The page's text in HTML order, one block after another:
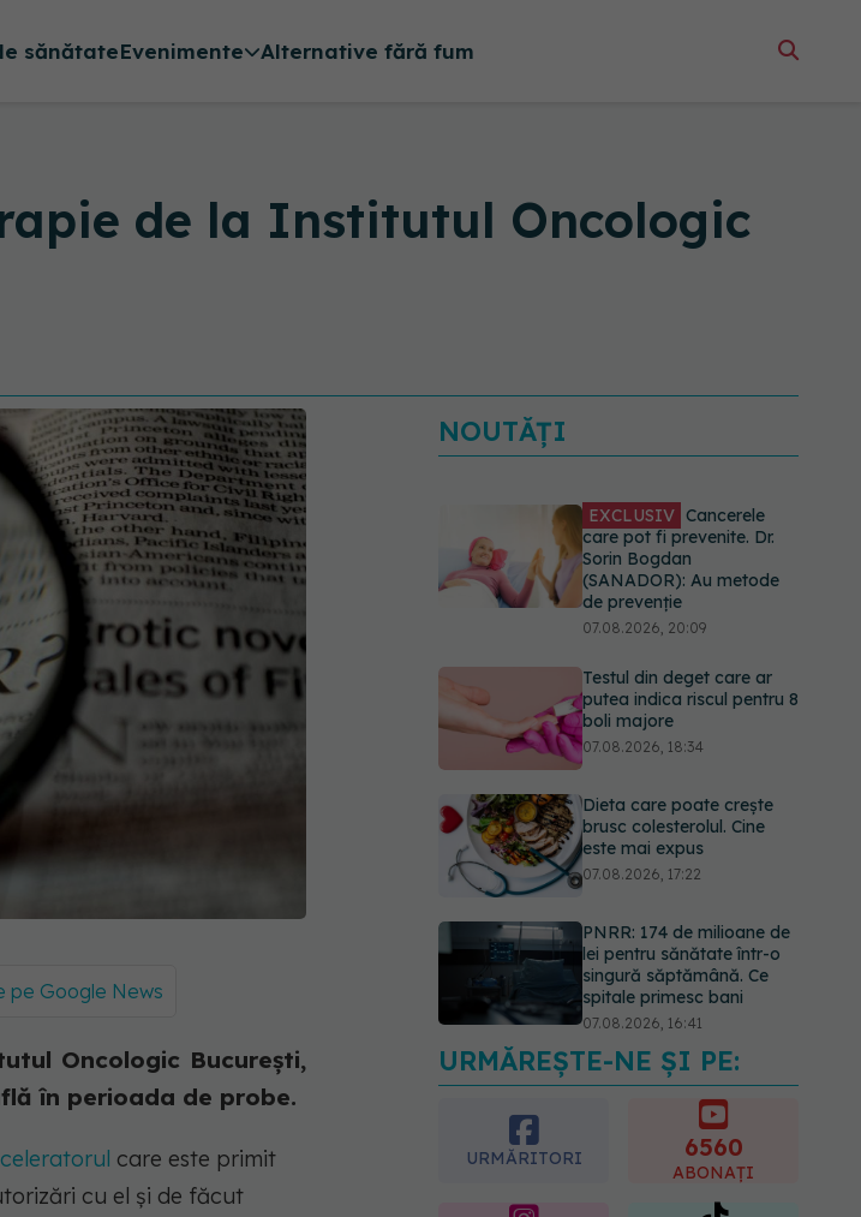
sănătateEvenimente Alternative fără fum
de la Institutul Oncologic
pe Google News
Oncologic Bucureşti,
în perioada de probe.
care este primit
cu el şi de făcut
NOUTĂȚI
EXCLUSIV Cancerele
care pot fi prevenite. Dr.
Sorin Bogdan
(SANADOR): Au metode
de prevenție
07.08.2026, 20:09
Testul din deget care ar
putea indica riscul pentru 8
boli majore
07.08.2026, 18:34
Dieta care poate crește
brusc colesterolul. Cine
este mai expus
07.08.2026, 17:22
PNRR: 174 de milioane de
lei pentru sănătate într-o
singură săptămână. Ce
spitale primesc bani
07.08.2026, 16:41
Ce spune culoarea ta
preferată despre vârsta
pe care o ai. Care este
"codul cromatic" al
URMĂREȘTE-NE ȘI PE:
URMĂRITORI 6560
ABONAȚI